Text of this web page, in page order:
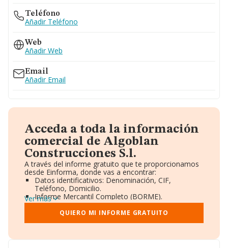
Teléfono
Añadir Teléfono
Web
Añadir Web
Email
Añadir Email
Acceda a toda la información
comercial de Algoblan
Construcciones S.l.
A través del informe gratuito que te proporcionamos
desde Einforma, donde vas a encontrar:
Datos identificativos: Denominación, CIF,
Teléfono, Domicilio.
Informe Mercantil Completo (BORME).
Gráficos de Evolución Ventas y Empleados.
Consejo de Administración y Administradores.
Directivos y Ejecutivos.
Ver más
QUIERO MI INFORME GRATUITO